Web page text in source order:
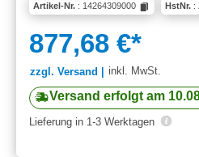
Artikel-Nr. : 14264309000 HstNr. :
877,68 €*
zzgl. Versand | inkl. MwSt.
Versand erfolgt am
Lieferung in 1-3 Werktagen